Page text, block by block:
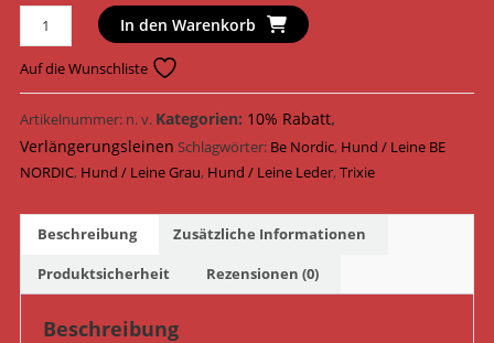
Hundeleine
BE
NORDIC
Verlängerungsleine
Leder
17430
17450
Hellgrau
Menge
In den Warenkorb
Auf die Wunschliste
Artikelnummer: n. v. Kategorien: 10% Rabatt,
Verlängerungsleinen Schlagwörter: Be Nordic, Hund / Leine BE
NORDIC, Hund / Leine Grau, Hund / Leine Leder,Trixie
Beschreibung
Zusätzliche Informationen
Produktsicherheit
Rezensionen (0)
Beschreibung